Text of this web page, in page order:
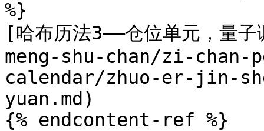
%}
[哈布历法3——仓位单元，
meng-shu-chan/zi-
calendar/zhuo-er-jin-
yuan.md)
{% endcontent-ref %}